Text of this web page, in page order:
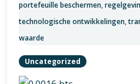
portefeuille beschermen,
technologische ontwikkelingen,
waarde
Uncategorized